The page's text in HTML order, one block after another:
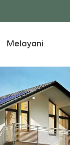
Melayani